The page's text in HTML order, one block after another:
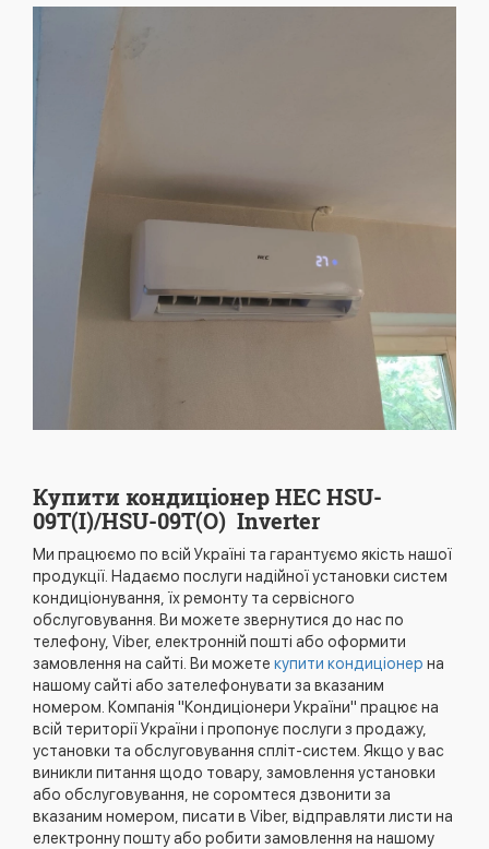
Купити кондиціонер HEC HSU-
09T(I)/HSU-09T(O) Inverter
Ми працюємо по всій Україні та гарантуємо якість нашої
продукції. Надаємо послуги надійної установки систем
кондиціонування, їх ремонту та сервісного
обслуговування. Ви можете звернутися до нас по
телефону, Viber, електронній пошті або оформити
замовлення на сайті. Ви можете купити кондиціонер на
нашому сайті або зателефонувати за вказаним
номером. Компанія "Кондиціонери України" працює на
всій території України і пропонує послуги з продажу,
установки та обслуговування спліт-систем. Якщо у вас
виникли питання щодо товару, замовлення установки
або обслуговування, не соромтеся дзвонити за
вказаним номером, писати в Viber, відправляти листи на
електронну пошту або робити замовлення на нашому